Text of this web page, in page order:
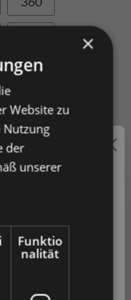
170
(brutto) und
angezeigt
×
Website zu
Nutzung
der
unserer
Funktio
nalität